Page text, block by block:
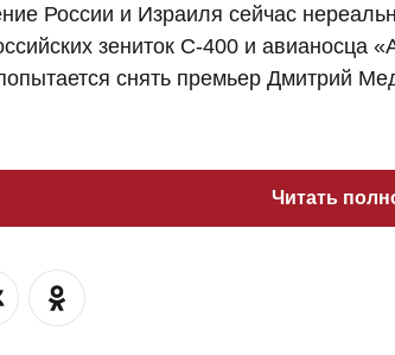
России и Израиля сейчас
зениток С-400 и авианосца
снять премьер Дмитрий
Читать